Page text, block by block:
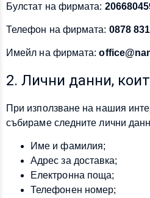
Булстат на фирмата:
Телефон на фирмата: 0878
Имейл на фирмата:
2. Лични данни,
При използване на нашия
събираме следните лични
Име и фамилия;
Адрес за доставка;
Електронна поща;
Телефонен номер;